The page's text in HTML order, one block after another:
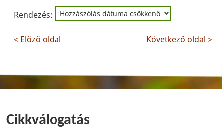
Rendezés:
< Előző oldal Következő oldal >
Cikkválogatás